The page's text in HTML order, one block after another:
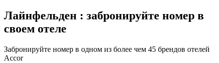
Лайнфельден : забронируйте номер в
своем отеле
Забронируйте номер в одном из более чем 45 брендов отелей
Accor